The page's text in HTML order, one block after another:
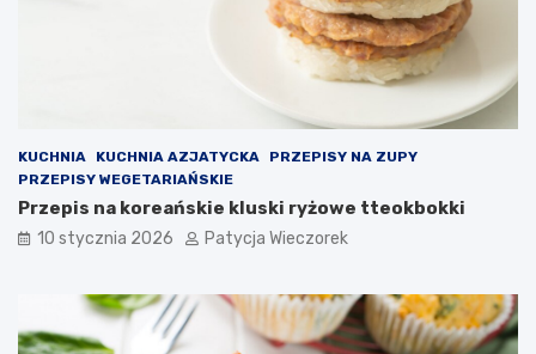
KUCHNIA KUCHNIA AZJATYCKA
PRZEPISY NA ZUPY
PRZEPISY WEGETARIAŃSKIE
Przepis na koreańskie kluski ryżowe tteokbokki
10 stycznia 2026 Patycja Wieczorek